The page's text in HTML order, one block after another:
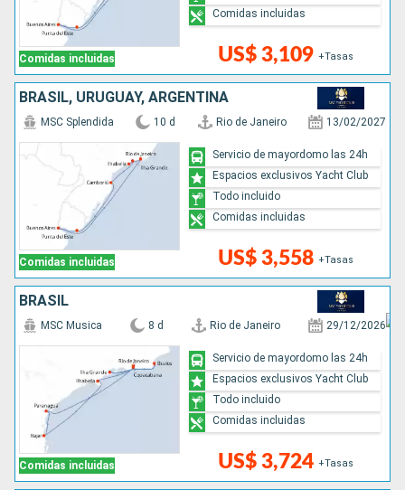
Comidas incluidas US$ 3,109 +Tasas
Comidas incluidas
BRASIL, URUGUAY, ARGENTINA
Comidas incluidas
MSC Splendida 10 d Rio de Janeiro 13/02/2027
US$ 3,558 +Tasas
Servicio de mayordomo las 24h
Espacios exclusivos Yacht Club
Todo incluido
Comidas incluidas
BRASIL
Comidas incluidas
MSC Musica 8 d Rio de Janeiro 29/12/2026
US$ 3,724 +Tasas
Servicio de mayordomo las 24h
Espacios exclusivos Yacht Club
Todo incluido
Comidas incluidas